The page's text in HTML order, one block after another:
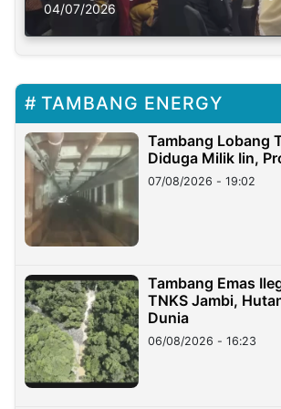
Solusi Krisis Iklim
04/07/2026
TAMBANG ENERGY
Tambang Lobang
Diduga Milik Iin,
07/08/2026 - 19:02
Tambang Emas
TNKS Jambi,
Dunia
06/08/2026 - 16:23